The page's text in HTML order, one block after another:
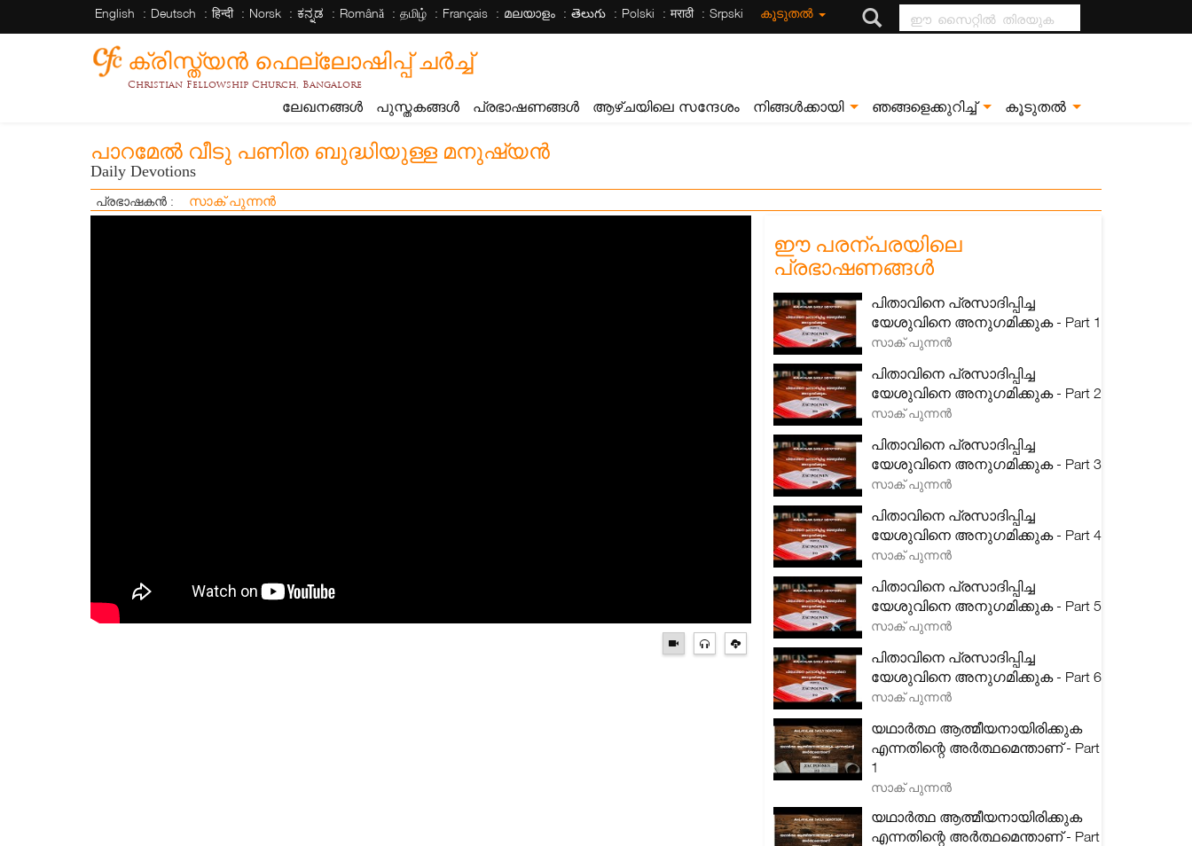
English Deutsch हिन्दी Norsk ಕನ್ನಡ Română தமிழ் Français മലയാളം తెలుగు Polski मराठी Srpski കൂടുതൽ
ഈ സൈറ്റിൽ
തിരയുക
ക്രിസ്ത്യന്‍ ഫെല്ലോഷിപ്പ് ചര്‍ച്ച്
Christian Fellowship Church, Bangalore
ലേഖനങ്ങൾ പുസ്തകങ്ങൾ പ്രഭാഷണങ്ങൾ ആഴ്ചയിലെ സന്ദേശം നിങ്ങൾക്കായി ഞങ്ങളെക്കുറിച്ച് കൂടുതൽ
പാറമേൽ വീടു പണിത ബുദ്ധിയുള്ള മനുഷ്യൻ
Daily Devotions
പ്രഭാഷകൻ : സാക് പുന്നൻ
ഈ പരന്പരയിലെ
പ്രഭാഷണങ്ങൾ
പിതാവിനെ പ്രസാദിപ്പിച്ച
യേശുവിനെ അനുഗമിക്കുക - Part 1
സാക് പുന്നൻ
പിതാവിനെ പ്രസാദിപ്പിച്ച
യേശുവിനെ അനുഗമിക്കുക - Part 2
സാക് പുന്നൻ
പിതാവിനെ പ്രസാദിപ്പിച്ച
യേശുവിനെ അനുഗമിക്കുക - Part 3
സാക് പുന്നൻ
പിതാവിനെ പ്രസാദിപ്പിച്ച
യേശുവിനെ അനുഗമിക്കുക - Part 4
സാക് പുന്നൻ
പിതാവിനെ പ്രസാദിപ്പിച്ച
യേശുവിനെ അനുഗമിക്കുക - Part 5
സാക് പുന്നൻ
പിതാവിനെ പ്രസാദിപ്പിച്ച
യേശുവിനെ അനുഗമിക്കുക - Part 6
സാക് പുന്നൻ
യഥാർത്ഥ ആത്മീയനായിരിക്കുക
എന്നതിന്റെ അർത്ഥമെന്താണ് - Part
1
സാക് പുന്നൻ
യഥാർത്ഥ ആത്മീയനായിരിക്കുക
എന്നതിന്റെ അർത്ഥമെന്താണ് - Part